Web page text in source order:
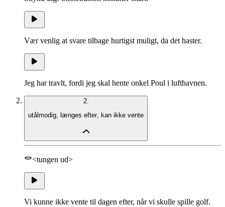
Vær venlig at svare tilbage hurtigst muligt, da det haster.
Jeg har travlt, fordi jeg skal hente onkel Poul i lufthavnen.
2.
utålmodig
længes efter, kan ikke vente
<tungen ud>
Vi kunne ikke vente til dagen efter, når vi skulle spille golf.